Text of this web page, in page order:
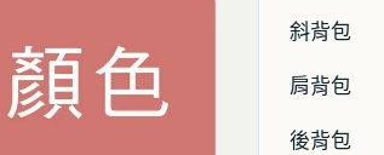
斜背包
肩背包
後背包